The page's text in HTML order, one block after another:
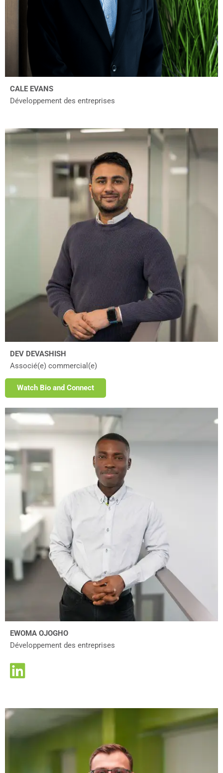
CALE EVANS
Développement des entreprises
DEV DEVASHISH
Associé(e) commercial(e)
Watch Bio and Connect
EWOMA OJOGHO
Développement des entreprises